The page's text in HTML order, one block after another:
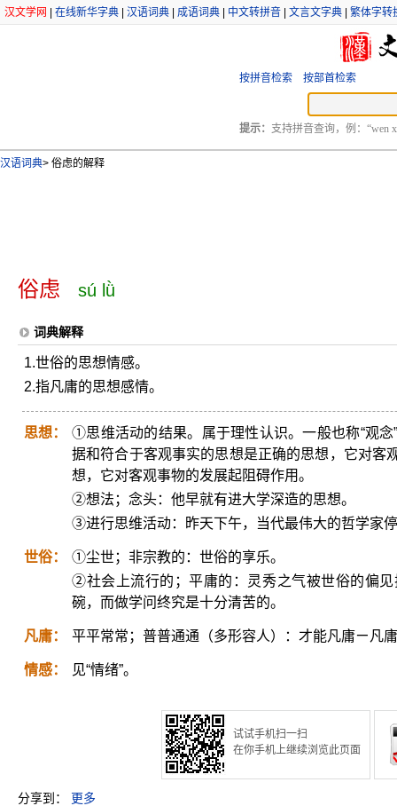
汉文学网 在线新华字典 汉语词典 成语词典 中文转拼音 文言文字典 繁体字转
按拼音检索 按部首检索
提示： 支持拼音查询，例：“wen
汉语词典> 俗虑的解释
俗虑 sú lǜ
词典解释
1.世俗的思想情感。
2.指凡庸的思想感情。
思想：
①思维活动的结果。属于理性认识。一般也称“观
据和符合于客观事实的思想是正确的思想，它对客
想，它对客观事物的发展起阻碍作用。
②想法；念头：他早就有进大学深造的思想。
③进行思维活动：昨天下午，当代最伟大的哲学家
世俗：
①尘世；非宗教的：世俗的享乐。
②社会上流行的；平庸的：灵秀之气被世俗的偏
碗，而做学问终究是十分清苦的。
凡庸： 平平常常；普普通通（多形容人）：才能凡庸ㄧ凡
情感： 见“情绪”。
试试手机扫一扫
在你手机上继续浏览此页面
分享到： 更多